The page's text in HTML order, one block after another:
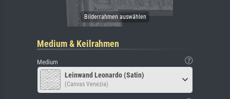
Medium & Keilrahmen
Medium
Leinwand Leonardo (Satin)
(Canvas Venezia)